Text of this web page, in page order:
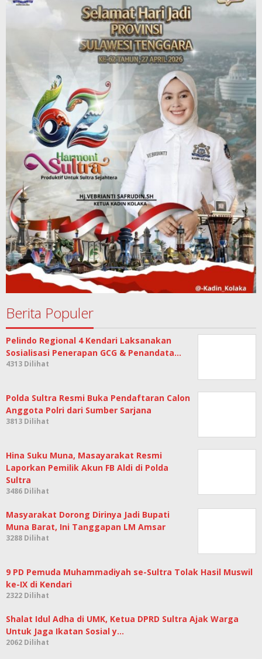
Berita Populer
Pelindo Regional 4 Kendari Laksanakan
Sosialisasi Penerapan GCG & Penandata…
4313 Dilihat
Polda Sultra Resmi Buka Pendaftaran Calon
Anggota Polri dari Sumber Sarjana
3813 Dilihat
Hina Suku Muna, Masayarakat Resmi
Laporkan Pemilik Akun FB Aldi di Polda
Sultra
3486 Dilihat
Masyarakat Dorong Dirinya Jadi Bupati
Muna Barat, Ini Tanggapan LM Amsar
3288 Dilihat
9 PD Pemuda Muhammadiyah se-Sultra Tolak Hasil Muswil
ke-IX di Kendari
2322 Dilihat
Shalat Idul Adha di UMK, Ketua DPRD Sultra Ajak Warga
Untuk Jaga Ikatan Sosial y…
2062 Dilihat